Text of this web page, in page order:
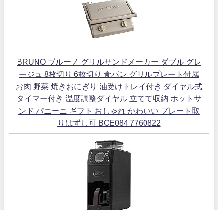
BRUNO ブルーノ グリルサンドメーカー ダブル グレ
ージュ 8枚切り 6枚切り 食パン グリルプレート付属
お肉 野菜 焼きおにぎり 油受けトレイ付き ダイヤル式
タイマー付き 温度調整ダイヤル 立てて収納 ホットサ
ンド パニーニ ギフト おしゃれ かわいい プレート取
りはずし可 BOE084 7760822